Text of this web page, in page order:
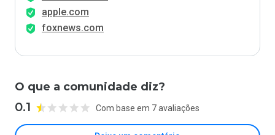
apple.com
foxnews.com
O que a comunidade diz?
0.1 Com base em 7 avaliações